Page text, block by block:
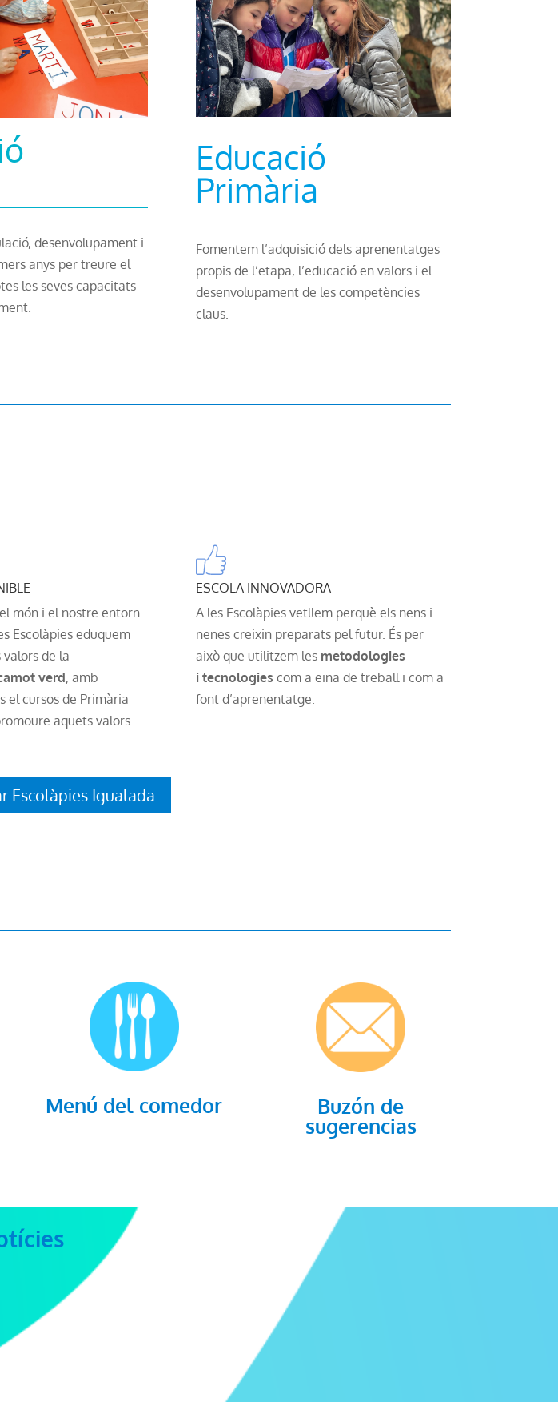
desenvolupament i
anys per treure el
les seves capacitats
Educació
Primària
Fomentem l’adquisició dels aprenentatges
propis de l’etapa, l’educació en valors i el
desenvolupament de les competències
claus.
món i el nostre entorn
Escolàpies eduquem
de la
verd, amb
el cursos de Primària
aquets valors.
ESCOLA INNOVADORA
A les Escolàpies vetllem perquè els nens i
nenes creixin preparats pel futur. És per
això que utilitzem les metodologies
i tecnologies com a eina de treball i com a
font d’aprenentatge.
Escolàpies Igualada
Menú del comedor Buzón de
sugerencias